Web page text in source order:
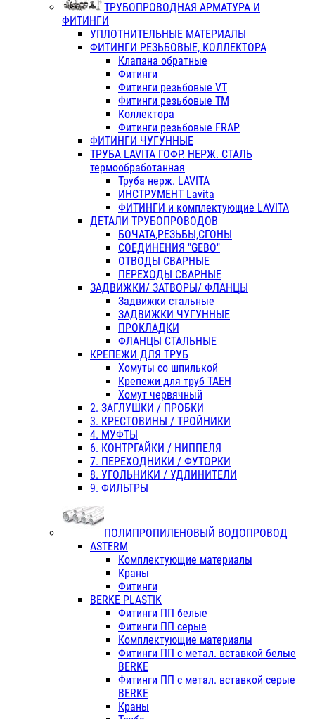
ТРУБОПРОВОДНАЯ АРМАТУРА И
ФИТИНГИ
УПЛОТНИТЕЛЬНЫЕ МАТЕРИАЛЫ
ФИТИНГИ РЕЗЬБОВЫЕ, КОЛЛЕКТОРА
Клапана обратные
Фитинги
Фитинги резьбовые VT
Фитинги резьбовые ТМ
Коллектора
Фитинги резьбовые FRAP
ФИТИНГИ ЧУГУННЫЕ
ТРУБА LAVITA ГОФР. НЕРЖ. СТАЛЬ
термообработанная
Труба нерж. LAVITA
ИНСТРУМЕНТ Lavita
ФИТИНГИ и комплектующие LAVITA
ДЕТАЛИ ТРУБОПРОВОДОВ
БОЧАТА,РЕЗЬБЫ,СГОНЫ
СОЕДИНЕНИЯ "GEBO"
ОТВОДЫ СВАРНЫЕ
ПЕРЕХОДЫ СВАРНЫЕ
ЗАДВИЖКИ/ ЗАТВОРЫ/ ФЛАНЦЫ
Задвижки стальные
ЗАДВИЖКИ ЧУГУННЫЕ
ПРОКЛАДКИ
ФЛАНЦЫ СТАЛЬНЫЕ
КРЕПЕЖИ ДЛЯ ТРУБ
Хомуты со шпилькой
Крепежи для труб ТАЕН
Хомут червячный
2. ЗАГЛУШКИ / ПРОБКИ
3. КРЕСТОВИНЫ / ТРОЙНИКИ
4. МУФТЫ
6. КОНТРГАЙКИ / НИППЕЛЯ
7. ПЕРЕХОДНИКИ / ФУТОРКИ
8. УГОЛЬНИКИ / УДЛИНИТЕЛИ
9. ФИЛЬТРЫ
ПОЛИПРОПИЛЕНОВЫЙ ВОДОПРОВОД
ASTERM
Комплектующие материалы
Краны
Фитинги
BERKE PLASTIK
Фитинги ПП белые
Фитинги ПП серые
Комплектующие материалы
Фитинги ПП с метал. вставкой белые
BERKE
Фитинги ПП с метал. вставкой серые
BERKE
Краны